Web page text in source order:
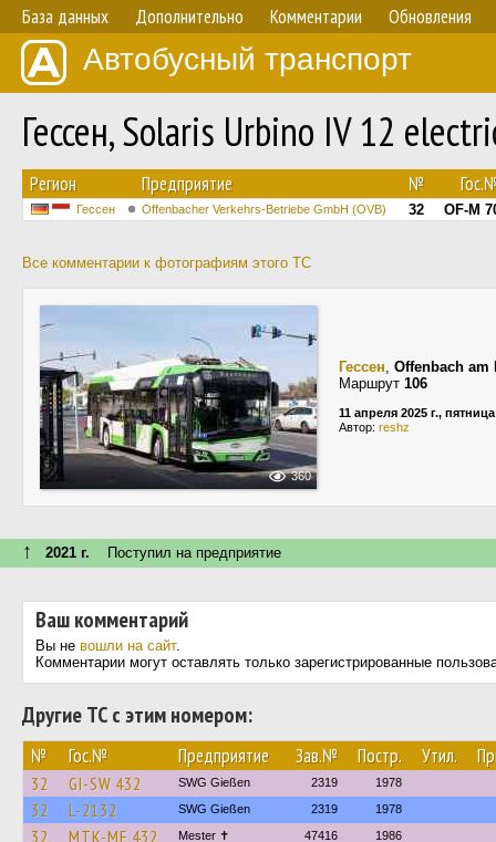
База данных Дополнительно Комментарии Обновления
Автобусный транспорт
Гессен, Solaris Urbino IV 12
Регион Предприятие №
Гессен Offenbacher Verkehrs-Betriebe GmbH (OVB) 32 OF-M
Все комментарии к фотографиям этого ТС
360
Гессен, Offenbach am
Маршрут 106
11 апреля 2025 г., пятница
Автор: reshz
↑ 2021 г. Поступил на предприятие
Ваш комментарий
Вы не вошли на сайт.
Комментарии могут оставлять только зарегистрированные
Другие ТС с этим номером:
№ Гос.№ Предприятие Зав.№ Постр. Утил.
32 GI-SW 432 SWG Gießen 2319 1978
32 L-2132 SWG Gießen 2319 1978
32 MTK-ME 432 Mester ✝ 47416 1986